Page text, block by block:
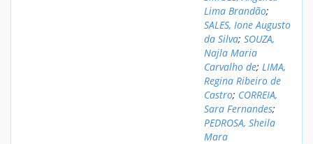
Lima Brandão;
SALES, Ione Augusto
da Silva; SOUZA,
Najla Maria
Carvalho de; LIMA,
Regina Ribeiro de
Castro; CORREIA,
Sara Fernandes;
PEDROSA, Sheila
Mara